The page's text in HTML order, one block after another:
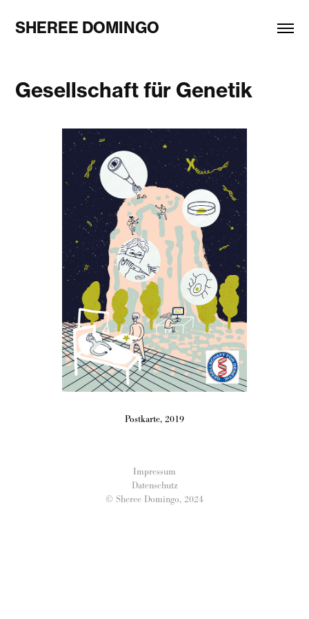
SHEREE DOMINGO
Gesellschaft für Genetik
Postkarte, 2019
Impressum
Datenschutz
© Sheree Domingo, 2024